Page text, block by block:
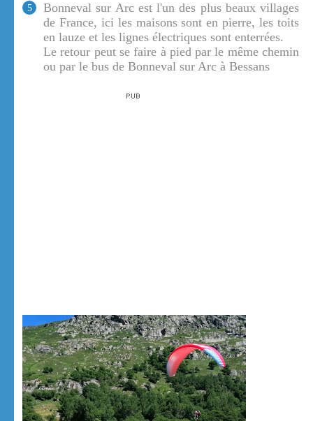
5
Bonneval sur Arc est l'un des plus beaux villages
de France, ici les maisons sont en pierre, les toits
en lauze et les lignes électriques sont enterrées.
Le retour peut se faire à pied par le même chemin
ou par le bus de Bonneval sur Arc à Bessans